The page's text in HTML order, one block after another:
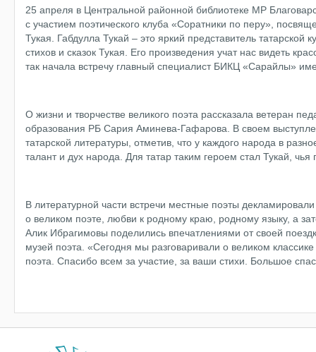
25 апреля в Центральной районной библиотеке МР
с участием поэтического клуба «Соратники по перу»,
Тукая. Габдулла Тукай – это яркий представитель
стихов и сказок Тукая. Его произведения учат нас видеть
так начала встречу главный специалист БИКЦ «Сарайлы»
О жизни и творчестве великого поэта рассказала ветеран
образования РБ Сария Аминева-Гафарова. В своем
татарской литературы, отметив, что у каждого народа в
талант и дух народа. Для татар таким героем стал Тукай,
В литературной части встречи местные поэты
о великом поэте, любви к родному краю, родному языку, а
Алик Ибрагимовы поделились впечатлениями от своей
музей поэта. «Сегодня мы разговаривали о великом
поэта. Спасибо всем за участие, за ваши стихи. Большое